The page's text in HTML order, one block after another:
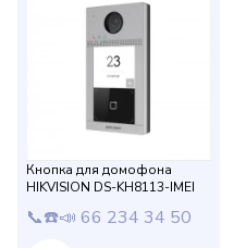
Кнопка для домофона
HIKVISION DS-KH8113-IMEI
📞☎️📣 66 234 34 50